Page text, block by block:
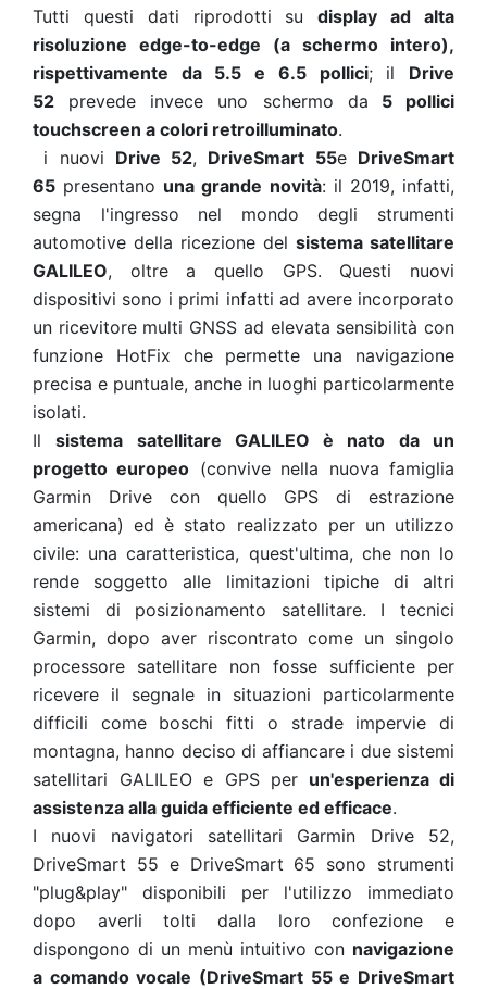
Tutti questi dati riprodotti sudisplay ad alta
risoluzione edge-to-edge (a schermo intero),
rispettivamente da 5.5 e 6.5 pollici; il Drive
52 prevede invece uno schermo da
5 pollici
touchscreen a colori retroilluminato.
i nuovi Drive 52, DriveSmart 55e DriveSmart
65 presentano una grande novità: il 2019, infatti,
segna l'ingresso nel mondo degli strumenti
automotive della ricezione del sistema satellitare
GALILEO, oltre a quello GPS. Questi nuovi
dispositivi sono i primi infatti ad avere incorporato
un ricevitore multi GNSS ad elevata sensibilità con
funzione HotFix che permette una navigazione
precisa e puntuale, anche in luoghi particolarmente
isolati.
Ilsistema satellitare GALILEO è nato da un
progetto europeo (convive nella nuova famiglia
Garmin Drive con quello GPS di estrazione
americana) ed è stato realizzato per un utilizzo
civile: una caratteristica, quest'ultima, che non lo
rende soggetto alle limitazioni tipiche di altri
sistemi di posizionamento satellitare. I tecnici
Garmin, dopo aver riscontrato come un singolo
processore satellitare non fosse sufficiente per
ricevere il segnale in situazioni particolarmente
difficili come boschi fitti o strade impervie di
montagna, hanno deciso di affiancare i due sistemi
satellitari GALILEO e GPS per un'esperienza di
assistenza alla guida efficiente ed efficace.
I nuovi navigatori satellitari Garmin Drive 52,
DriveSmart 55 e DriveSmart 65 sono strumenti
"plug&play" disponibili per l'utilizzo immediato
dopo averli tolti dalla loro confezione e
dispongono di un menù intuitivo con navigazione
a comando vocale (DriveSmart 55 e DriveSmart